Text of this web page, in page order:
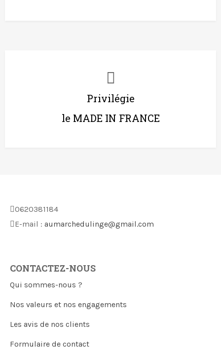
Privilégie
le MADE IN FRANCE
0620381184
E-mail : aumarchedulinge@gmail.com
CONTACTEZ-NOUS
Qui sommes-nous ?
Nos valeurs et nos engagements
Les avis de nos clients
Formulaire de contact